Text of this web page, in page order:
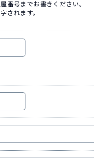
番号までお書きください。
されます。